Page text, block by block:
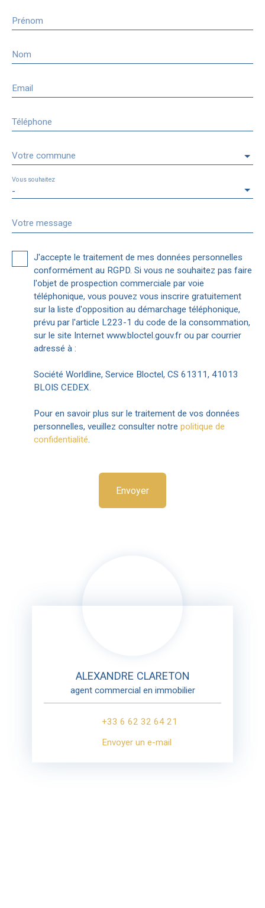
Prénom
Nom
Email
Téléphone
Votre commune
-
Vous souhaitez
Votre message
J'accepte le traitement de mes données personnelles
conformément au RGPD. Si vous ne souhaitez pas faire
l'objet de prospection commerciale par voie
téléphonique, vous pouvez vous inscrire gratuitement
sur la liste d'opposition au démarchage téléphonique,
prévu par l'article L223-1 du code de la consommation,
sur le site Internet www.bloctel.gouv.fr ou par courrier
adressé à :
Société Worldline, Service Bloctel, CS 61311, 41013
BLOIS CEDEX.
Pour en savoir plus sur le traitement de vos données
personnelles, veuillez consulter notre politique de
confidentialité.
Envoyer
ALEXANDRE CLARETON
agent commercial en immobilier
+33 6 62 32 64 21
Envoyer un e-mail